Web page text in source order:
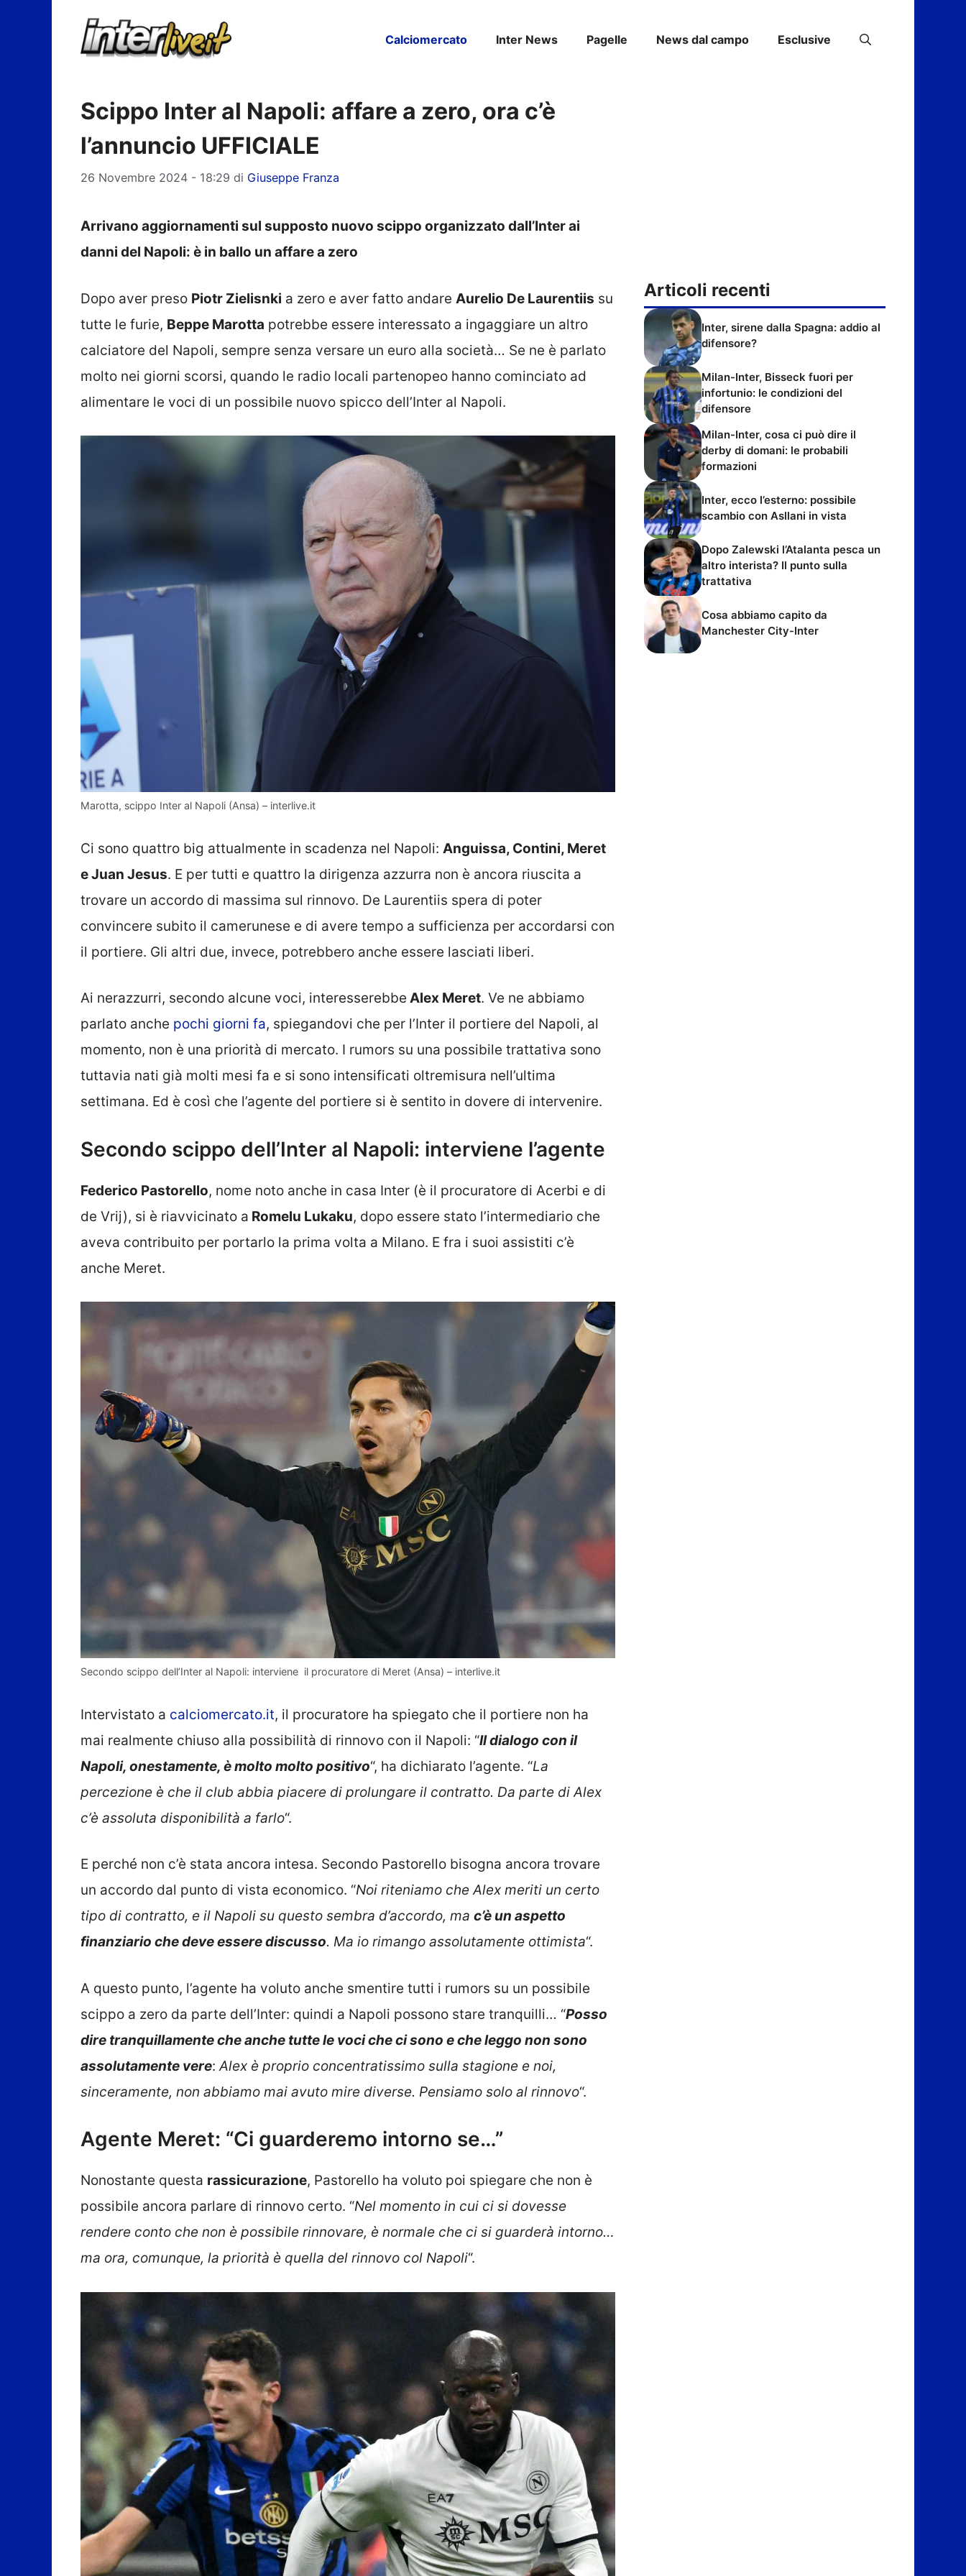
Calciomercato Inter News Pagelle News dal campo Esclusive
Scippo Inter al Napoli: affare a zero, ora c’è
l’annuncio UFFICIALE
26 Novembre 2024 - 18:29 di Giuseppe Franza
Arrivano aggiornamenti sul supposto nuovo scippo organizzato dall’Inter ai
danni del Napoli: è in ballo un affare a zero
Dopo aver preso Piotr Zielisnki a zero e aver fatto andare Aurelio De Laurentiis su
tutte le furie, Beppe Marotta potrebbe essere interessato a ingaggiare un altro
calciatore del Napoli, sempre senza versare un euro alla società… Se ne è parlato
molto nei giorni scorsi, quando le radio locali partenopeo hanno cominciato ad
alimentare le voci di un possibile nuovo spicco dell’Inter al Napoli.
Marotta, scippo Inter al Napoli (Ansa) – interlive.it
Ci sono quattro big attualmente in scadenza nel Napoli: Anguissa, Contini, Meret
e Juan Jesus. E per tutti e quattro la dirigenza azzurra non è ancora riuscita a
trovare un accordo di massima sul rinnovo. De Laurentiis spera di poter
convincere subito il camerunese e di avere tempo a sufficienza per accordarsi con
il portiere. Gli altri due, invece, potrebbero anche essere lasciati liberi.
Ai nerazzurri, secondo alcune voci, interesserebbe Alex Meret. Ve ne abbiamo
parlato anche pochi giorni fa, spiegandovi che per l’Inter il portiere del Napoli, al
momento, non è una priorità di mercato. I rumors su una possibile trattativa sono
tuttavia nati già molti mesi fa e si sono intensificati oltremisura nell’ultima
settimana. Ed è così che l’agente del portiere si è sentito in dovere di intervenire.
Secondo scippo dell’Inter al Napoli: interviene l’agente
Federico Pastorello, nome noto anche in casa Inter (è il procuratore di Acerbi e di
de Vrij), si è riavvicinato a Romelu Lukaku, dopo essere stato l’intermediario che
aveva contribuito per portarlo la prima volta a Milano. E fra i suoi assistiti c’è
anche Meret.
Secondo scippo dell’Inter al Napoli: interviene il procuratore di Meret (Ansa) – interlive.it
Intervistato a calciomercato.it, il procuratore ha spiegato che il portiere non ha
mai realmente chiuso alla possibilità di rinnovo con il Napoli: “Il dialogo con il
Napoli, onestamente, è molto molto positivo“, ha dichiarato l’agente. “La
percezione è che il club abbia piacere di prolungare il contratto. Da parte di Alex
c’è assoluta disponibilità a farlo“.
E perché non c’è stata ancora intesa. Secondo Pastorello bisogna ancora trovare
un accordo dal punto di vista economico. “Noi riteniamo che Alex meriti un certo
tipo di contratto, e il Napoli su questo sembra d’accordo, ma c’è un aspetto
finanziario che deve essere discusso. Ma io rimango assolutamente ottimista“.
A questo punto, l’agente ha voluto anche smentire tutti i rumors su un possibile
scippo a zero da parte dell’Inter: quindi a Napoli possono stare tranquilli… “Posso
dire tranquillamente che anche tutte le voci che ci sono e che leggo non sono
assolutamente vere: Alex è proprio concentratissimo sulla stagione e noi,
sinceramente, non abbiamo mai avuto mire diverse. Pensiamo solo al rinnovo“.
Agente Meret: “Ci guarderemo intorno se…”
Nonostante questa rassicurazione, Pastorello ha voluto poi spiegare che non è
possibile ancora parlare di rinnovo certo. “Nel momento in cui ci si dovesse
rendere conto che non è possibile rinnovare, è normale che ci si guarderà intorno…
ma ora, comunque, la priorità è quella del rinnovo col Napoli“.
Articoli recenti
Inter, sirene dalla Spagna: addio al
difensore?
Milan-Inter, Bisseck fuori per
infortunio: le condizioni del
difensore
Milan-Inter, cosa ci può dire il
derby di domani: le probabili
formazioni
Inter, ecco l’esterno: possibile
scambio con Asllani in vista
Dopo Zalewski l’Atalanta pesca un
altro interista? Il punto sulla
trattativa
Cosa abbiamo capito da
Manchester City-Inter